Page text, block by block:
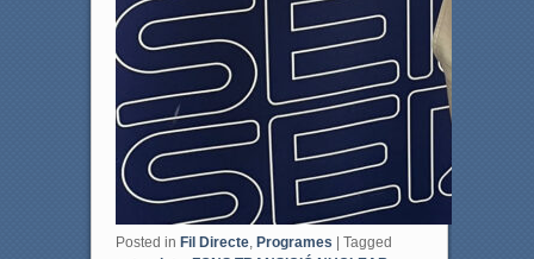
Posted in Fil Directe, Programes
Tagged